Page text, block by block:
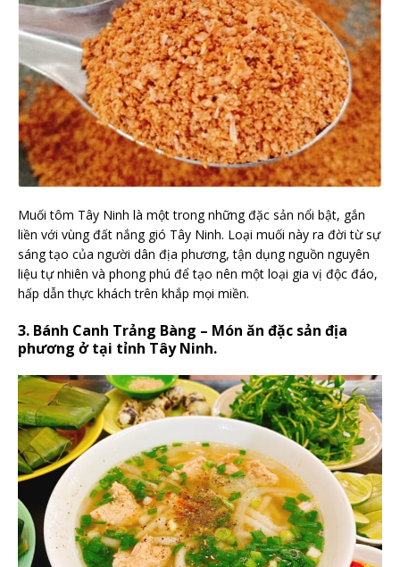
Muối tôm Tây Ninh là một trong những đặc sản nổi bật, gắn
liền với vùng đất nắng gió Tây Ninh. Loại muối này ra đời từ sự
sáng tạo của người dân địa phương, tận dụng nguồn nguyên
liệu tự nhiên và phong phú để tạo nên một loại gia vị độc đáo,
hấp dẫn thực khách trên khắp mọi miền.
3. Bánh Canh Trảng Bàng – Món ăn đặc sản địa
phương ở tại tỉnh Tây Ninh.